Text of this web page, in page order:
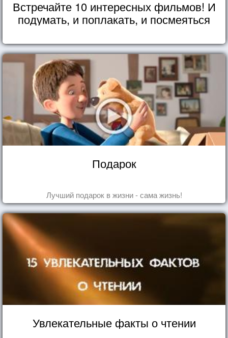
Встречайте 10 интересных фильмов! И
подумать, и поплакать, и посмеяться
Подарок
Лучший подарок в жизни - сама жизнь!
Увлекательные факты о чтении